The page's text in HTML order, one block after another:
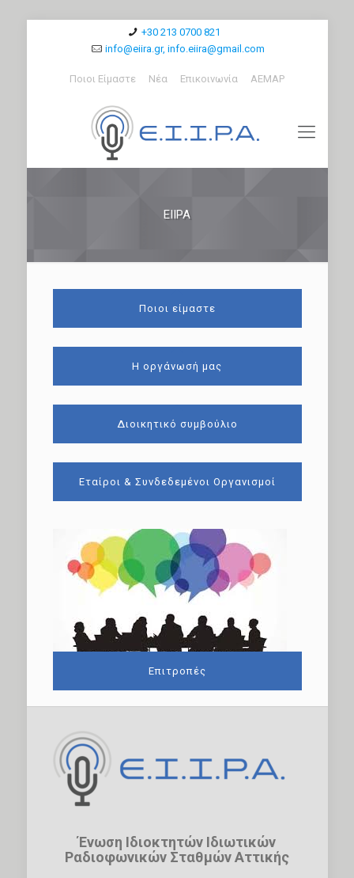
+30 213 0700 821
info@eiira.gr, info.eiira@gmail.com
Ποιοι Είμαστε Νέα Επικοινωνία ΑΕΜΑΡ
ΕΙΙΡΑ
Ποιοι είμαστε
Η οργάνωσή μας
Διοικητικό συμβούλιο
Εταίροι & Συνδεδεμένοι Οργανισμοί
Επιτροπές
Ένωση Ιδιοκτητών Ιδιωτικών
Ραδιοφωνικών Σταθμών Αττικής